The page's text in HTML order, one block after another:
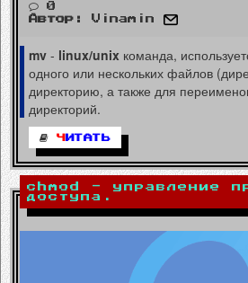
0
Автор:
Vinamin
mv - linux/unix команда,
одного или нескольких файлов
директорию, а также для
директорий.
Ч ИТАТЬ
chmod - управление
доступа.